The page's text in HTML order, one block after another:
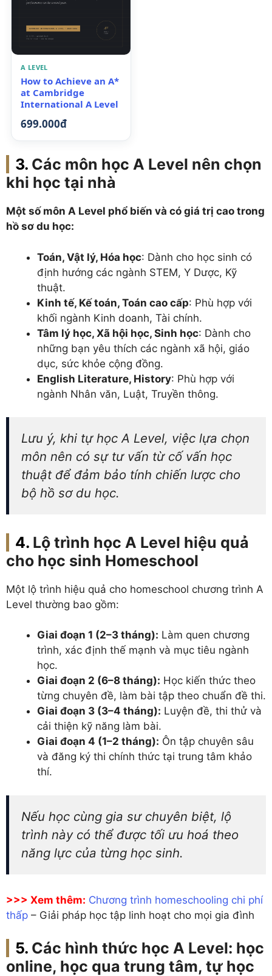
A LEVEL
How to Achieve an A*
at Cambridge
International A Level
699.000đ
Các môn học A Level nên chọn
khi học tại nhà
Một số môn A Level phổ biến và có giá trị cao trong
hồ sơ du học:
Toán, Vật lý, Hóa học: Dành cho học sinh có
định hướng các ngành STEM, Y Dược, Kỹ
thuật.
Kinh tế, Kế toán, Toán cao cấp: Phù hợp với
khối ngành Kinh doanh, Tài chính.
Tâm lý học, Xã hội học, Sinh học: Dành cho
những bạn yêu thích các ngành xã hội, giáo
dục, sức khỏe cộng đồng.
English Literature, History: Phù hợp với
ngành Nhân văn, Luật, Truyền thông.
Lưu ý, khi tự học A Level, việc lựa chọn
môn nên có sự tư vấn từ cố vấn học
thuật để đảm bảo tính chiến lược cho
bộ hồ sơ du học.
Lộ trình học A Level hiệu quả
cho học sinh Homeschool
Một lộ trình hiệu quả cho homeschool chương trình A
Level thường bao gồm:
Giai đoạn 1 (2–3 tháng): Làm quen chương
trình, xác định thế mạnh và mục tiêu ngành
học.
Giai đoạn 2 (6–8 tháng): Học kiến thức theo
từng chuyên đề, làm bài tập theo chuẩn đề thi.
Giai đoạn 3 (3–4 tháng): Luyện đề, thi thử và
cải thiện kỹ năng làm bài.
Giai đoạn 4 (1–2 tháng): Ôn tập chuyên sâu
và đăng ký thi chính thức tại trung tâm khảo
thí.
Nếu học cùng gia sư chuyên biệt, lộ
trình này có thể được tối ưu hoá theo
năng lực của từng học sinh.
>>> Xem thêm: Chương trình homeschooling chi phí
thấp – Giải pháp học tập linh hoạt cho mọi gia đình
Các hình thức học A Level: học
online, học qua trung tâm, tự học